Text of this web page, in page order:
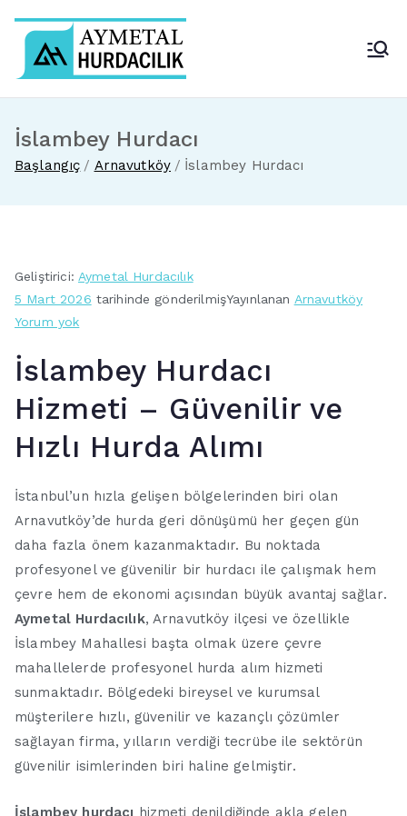
İslambey Hurdacı
Başlangıç Arnavutköy İslambey Hurdacı
Geliştirici: Aymetal Hurdacılık
5 Mart 2026 tarihinde gönderilmişYayınlanan Arnavutköy
Yorum yokİslambey
İslambey Hurdacı
Hizmeti – Güvenilir ve
Hızlı Hurda Alımı
İstanbul’un hızla gelişen bölgelerinden biri olan
Arnavutköy’de hurda geri dönüşümü her geçen gün
daha fazla önem kazanmaktadır. Bu noktada
profesyonel ve güvenilir bir hurdacı ile çalışmak hem
çevre hem de ekonomi açısından büyük avantaj sağlar.
Aymetal Hurdacılık, Arnavutköy ilçesi ve özellikle
İslambey Mahallesi başta olmak üzere çevre
mahallelerde profesyonel hurda alım hizmeti
sunmaktadır. Bölgedeki bireysel ve kurumsal
müşterilere hızlı, güvenilir ve kazançlı çözümler
sağlayan firma, yılların verdiği tecrübe ile sektörün
güvenilir isimlerinden biri haline gelmiştir.
İslambey hurdacı hizmeti denildiğinde akla gelen